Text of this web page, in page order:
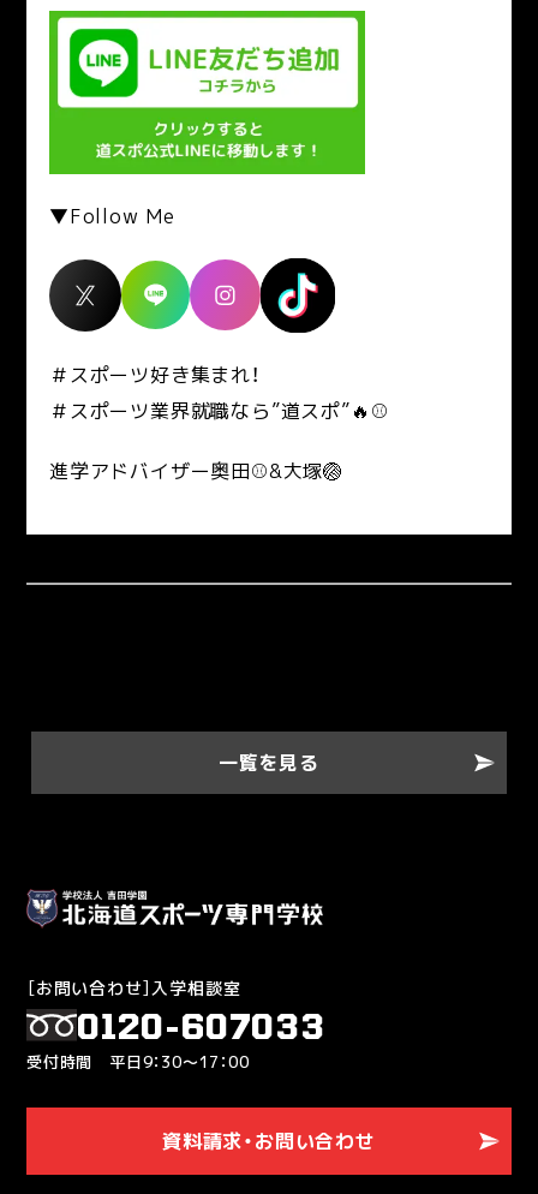
▼Follow Me
＃スポーツ好き集まれ！
＃スポーツ業界就職なら”道スポ”🔥⚾
進学アドバイザー奥田⚾&大塚🏐
一覧を見る
［お問い合わせ］入学相談室
0120-607033
受付時間 平日9：30～17：00
資料請求・お問い合わせ